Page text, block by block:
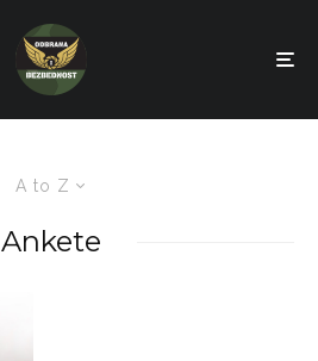
A to Z
Ankete